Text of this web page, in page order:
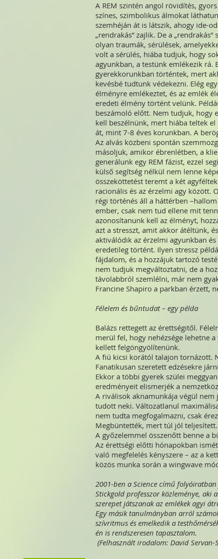
A REM szintén angol rövidítés,
színes, szimbolikus álmokat
szemhéján át is látszik, ahogy ide-
„rendrakás” zajlik. De a
olyan traumák, sérülések,
volt a sérülés, hiába tudjuk, hogy
agyunkban, a testünk emlékezik rá.
gyerekkorunkban történtek, mert
kevésbé tudtunk védekezni. Elég
élményre emlékeztet, és az emlék
eredeti élmény történt velünk.
beszámoló előtt. Nem tudjuk, hogy
kell beszélnünk, mert hiába teltek
át, mint 7-8 éves korunkban. A
Az alvás közbeni spontán
másoljuk, amikor ébrenlétben, a
generálunk egy REM fázist, ezzel
külső segítség nélkül nem lenne
összeköttetést teremt a két
racionális és az érzelmi agy között.
régi történés áll a háttérben
ember, csak nem tud ellene mit
azonosítanunk kell az élményt,
azt a stresszt, amit akkor átéltünk,
aktiválódik az érzelmi agyunkban
eredetileg történt. Ilyen stressz
fájdalom, és a hozzájuk tartozó
nem tudjuk megváltoztatni, de a
távolabbról szemlélni, már nem
Francine Shapiro a parkban érzett,
Félelem és bűntudat – egy példa
Balázs rettegett az érettségitől.
merül fel, hogy nehézsége lehetne
kellett felgöngyölítenünk.
A fiú kicsi korától talajon tornázott.
Fanatikusan szeretett edzésekre
Ekkor a többi gyerek szülei
eredményeit elismerjék a
A riválisok aknamunkája végül
tudott neki. Változatlanul
nem tudta megfogalmazni, csak
Megbüntették, mert túl jól
A győzelemmel összenőtt benne a
Az érettségi előtti hónapokban
való megfelelés kényszere – az a
közös munka során a wingwave
2001-ben a Science című
Stickgold professzor közleménye, aki
szerepet játszanak az emlékek agyi
Egy másik tanulmányban arról
szívritmus és emelkedik a
én is rendszeresen tapasztalom.
(Felhasznált irodalom: David